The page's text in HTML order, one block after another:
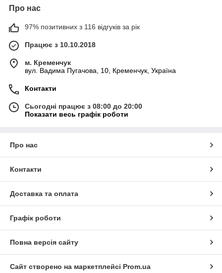
Про нас
97% позитивних з 116 відгуків за рік
Працює з 10.10.2018
м. Кременчук
вул. Вадима Пугачова, 10, Кременчук, Україна
Контакти
Сьогодні працює з 08:00 до 20:00
Показати весь графік роботи
Про нас
Контакти
Доставка та оплата
Графік роботи
Повна версія сайту
Сайт створено на маркетплейсі Prom.ua